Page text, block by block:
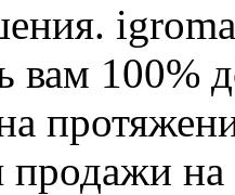
вам 100%
продажи